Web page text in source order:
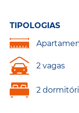
TIPOLOGIAS
2 vagas
2